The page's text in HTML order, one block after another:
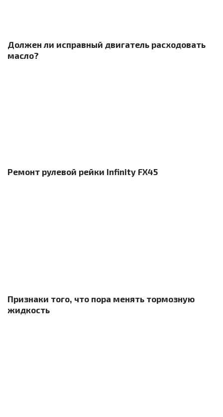
Должен ли исправный двигатель расходовать
масло?
Ремонт рулевой рейки Infinity FX45
Признаки того, что пора менять тормозную
жидкость